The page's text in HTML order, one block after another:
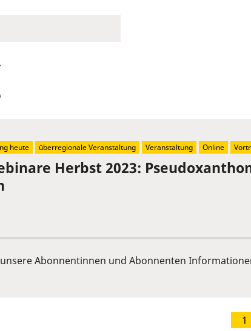
Herbst 2023:
Abonnentinnen und Abonnenten
heute überregionale Veranstaltung Veranstaltung Online
1